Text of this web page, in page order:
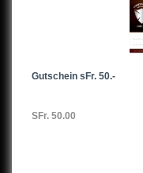
Gutschein sFr. 50.-
SFr. 50.00